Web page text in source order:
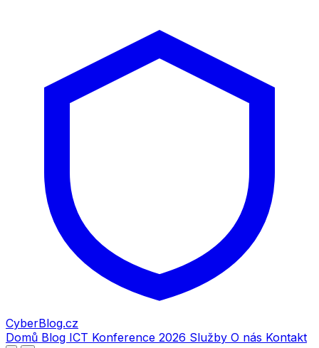
CyberBlog.cz
Domů Blog ICT Konference 2026 Služby O nás Kontakt